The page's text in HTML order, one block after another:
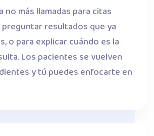
no más llamadas para citas
preguntar resultados que ya
o para explicar cuándo es la
Los pacientes se vuelven
y tú puedes enfocarte en